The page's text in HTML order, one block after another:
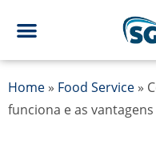
Home » Food Service »
funciona e as